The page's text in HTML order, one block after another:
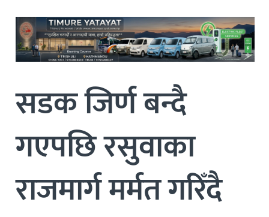
सडक जिर्ण बन्दै
गएपछि रसुवाका
राजमार्ग मर्मत गरिँदै